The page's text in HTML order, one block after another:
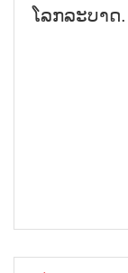
ໂລກລະບາດ.